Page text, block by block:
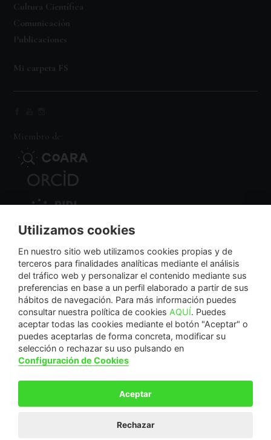
Cultura Científica
Comunicación
Publicaciones
Mi carpeta FS
Miembro de:
Nodo Regional
NextGenerationEU
La Fundación Séneca-Agencia de Ciencia y Tecnología de la Región de Murcia es una
entidad sin ánimo de lucro, bajo forma de fundación del sector público autonómico, inscrita
con el número 1-15 en el Registro de Fundaciones de la Región de Murcia.
Utilizamos cookies
En nuestro sitio web utilizamos cookies propias y de
terceros para finalidades analíticas mediante el análisis
del tráfico web y personalizar el contenido mediante sus
preferencias en base a un perfil elaborado a partir de sus
hábitos de navegación. Para más información puedes
consultar nuestra política de cookies AQUÍ. Puedes
aceptar todas las cookies mediante el botón "Aceptar" o
puedes aceptarlas de forma concreta, modificar su
selección o rechazar su uso pulsando en
Configuración de Cookies
Aceptar
Rechazar